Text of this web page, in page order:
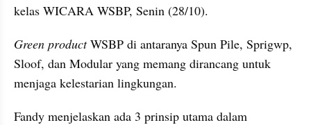
kelas WICARA WSBP, Senin (28/10).
Green product WSBP di antaranya Spun Pile, Sprigwp,
Sloof, dan Modular yang memang dirancang untuk
menjaga kelestarian lingkungan.
Fandy menjelaskan ada 3 prinsip utama dalam